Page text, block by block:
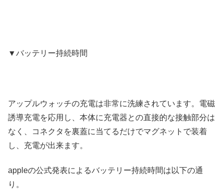
▼バッテリー持続時間
アップルウォッチの充電は非常に洗練されています。電磁
誘導充電を応用し、本体に充電器との直接的な接触部分は
なく、コネクタを裏蓋に当てるだけでマグネットで装着
し、充電が出来ます。
appleの公式発表によるバッテリー持続時間は以下の通
り。